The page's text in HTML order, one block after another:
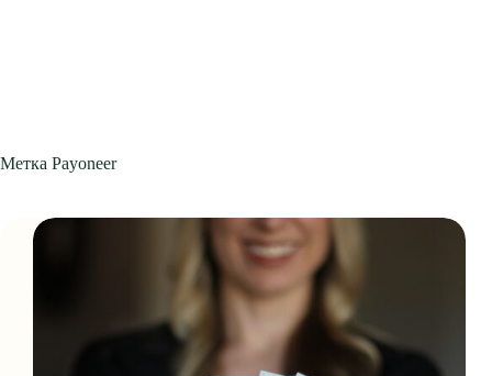
Метка Payoneer